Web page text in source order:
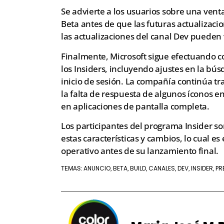
Se advierte a los usuarios sobre una
Beta antes de que las futuras
las actualizaciones del canal Dev
Finalmente, Microsoft sigue efectuando
los Insiders, incluyendo ajustes en la
inicio de sesión. La compañía continúa
la falta de respuesta de algunos íconos
en aplicaciones de pantalla completa.
Los participantes del programa Insider
estas características y cambios, lo cual
operativo antes de su lanzamiento final.
TEMAS: ANUNCIO, BETA, BUILD, CANALES, DEV, INSIDER,